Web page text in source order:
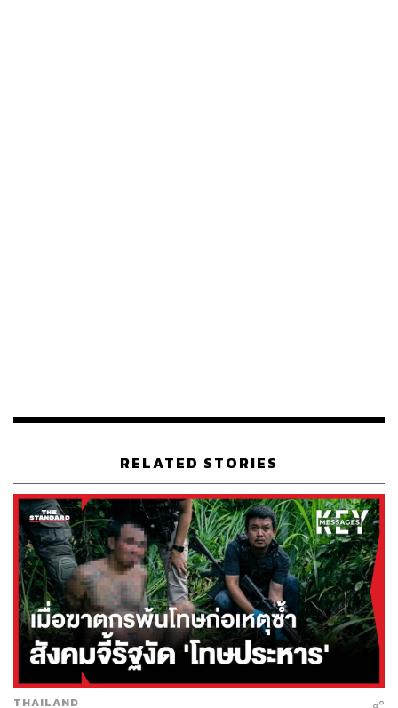
เมืองฯ ระหว่าง สว. สีน้ำเงิน และ สว. พันธุ์ใหม่ แม้จะต้อง
กันเอง แต่ก็เป็นผลให้ สว. ทั้งสองสายในกรรมาธิการนี้เหลือ 9
เสียงเท่ากัน
ช่วงเช้าวันนี้ (24 กันยายน) กรรมาธิการการพัฒนาการเมืองฯ
ตบเท้าเข้าห้องประชุมเพื่อวัดกำลังครั้งสุดท้ายในการเลือก
ประธานคณะ ระหว่างอังคณา นีละไพจิตรจากกลุ่ม สว.
เสียงข้างน้อย กับวีระศักดิ์ วิจิตร์แสงศรีที่ สว. เสียงข้างมาก
เสนอชื่อขึ้นมาในนาทีสุดท้าย แทนที่จะเป็นนิฟาริด ระเด่นอา
หมัดตามที่ปรากฏชื่อก่อนหน้านี้
RELATED STORIES
THAILAND